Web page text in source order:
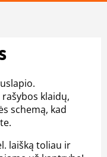
klaidų,
schemą, kad
laišką toliau ir